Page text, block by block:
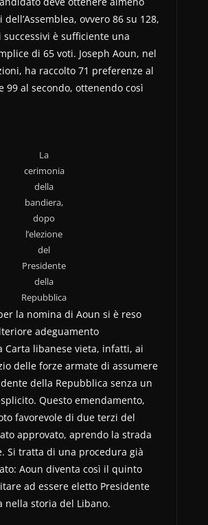
ovvero 86 su 128,
è sufficiente una
di 65 voti. Joseph Aoun, nel
ha raccolto 71 preferenze al
99 al secondo, ottenendo così
La
cerimonia
della
bandiera,
dopo
l’elezione
del
Presidente
della
Repubblica
la nomina di Aoun si è reso
adeguamento
Carta libanese vieta, infatti, ai
delle forze armate di assumere
della Repubblica senza un
Questo emendamento,
favorevole di due terzi del
approvato, aprendo la strada
Si tratta di una procedura già
Aoun diventa così il quinto
ad essere eletto Presidente
nella storia del Libano.